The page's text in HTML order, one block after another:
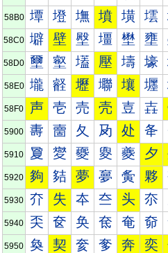
58B0 墰 墱 墲 墳 墴 墵
58C0 壀 壁 壂 壃 壄 壅
58D0 壐 壑 壒 壓 壔 壕
58E0 壠 壡 壢 壣 壤 壥
58F0 声 壱 売 壳 壴 壵
5900 夀 夁 夂 夃 处 夅
5910 夐 夑 夒 夓 夔 夕
5920 夠 夡 夢 夣 夤 夥
5930 夰 失 夲 夳 头 夵
5940 奀 奁 奂 奃 奄 奅
5950 奐 契 奒 奓 奔 奕